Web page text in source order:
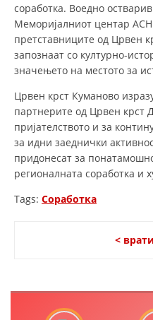
MЕЃУНАРОДНО
ПРОМОЦИЈА НА
УПОТРЕБА И
СОЦИЈАЛНО
ПОДГОТВЕНОСТ И
ТИМ ЗА ОДГОВОР ПРИ
ЗНАЧЕЊЕ НА
соработка. Воедно
Меморијалниот центар
претставниците од Црвен
запознаат со културно-
значењето на местото за
Црвен крст Куманово
партнерите од Црвен крст
пријателството и за
за идни заеднички
придонесат за
регионалната соработка и
Tags: Соработка
<